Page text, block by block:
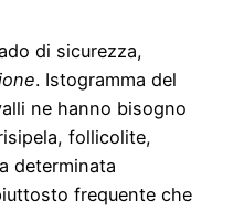
di sicurezza,
. Istogramma del
ne hanno bisogno
follicolite,
determinata
frequente che